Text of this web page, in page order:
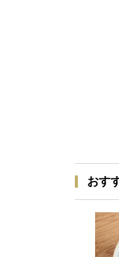
おす